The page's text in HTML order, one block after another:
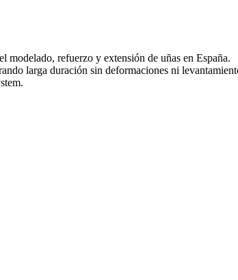
refuerzo y extensión de uñas en España.
larga duración sin deformaciones ni